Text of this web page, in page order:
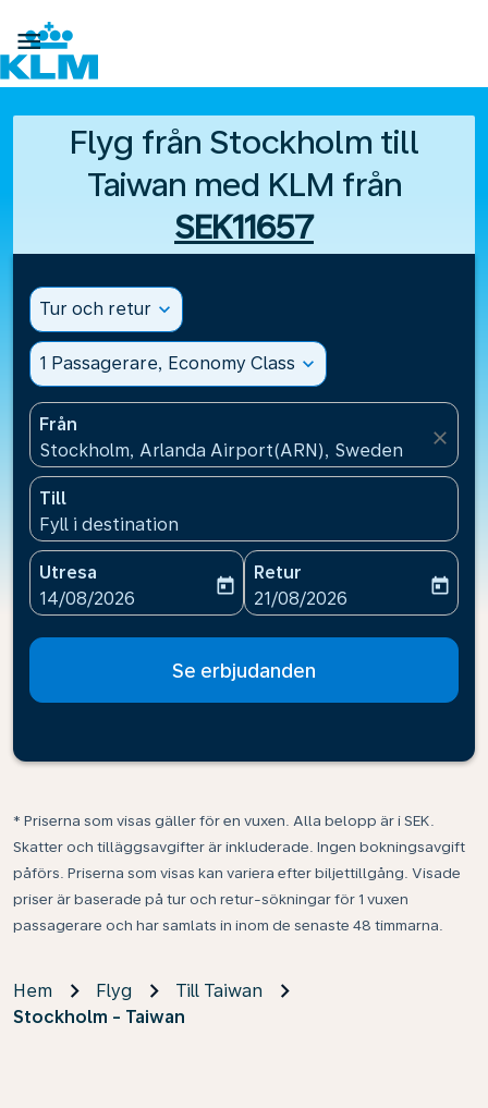

Flyg från Stockholm till
Taiwan med KLM från
SEK11657
Tur och retur expand_more
1 Passagerare, Economy Class expand_more
Från
Stockholm, Arlanda Airport(ARN), Sweden
close
Till
Fyll i destination
Utresa
fc-booking-departure-date-aria-label
14/08/2026
today
Retur
fc-booking-return-date-
21/08/2026
today
Se erbjudanden
* Priserna som visas gäller för en vuxen. Alla belopp är i SEK.
Skatter och tilläggsavgifter är inkluderade. Ingen bokningsavgift
påförs. Priserna som visas kan variera efter biljettillgång. Visade
priser är baserade på tur och retur-sökningar för 1 vuxen
passagerare och har samlats in inom de senaste 48 timmarna.
Hem Flyg
Till Taiwan
Stockholm - Taiwan